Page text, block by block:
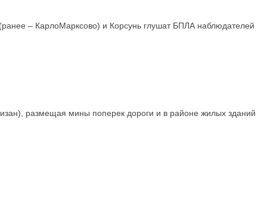
– КарлоМарксово) и Корсунь глушат БПЛА наблюдателей
размещая мины поперек дороги и в районе жилых зданий